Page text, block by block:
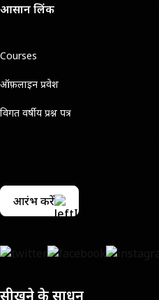
आसान लिंक
Courses
ऑफ़लाइन प्रवेश
विगत वर्षीय प्रश्न पत्र
आरंभ करें
सीखने के साधन